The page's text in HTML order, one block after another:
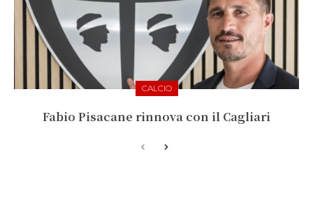
CALCIO
Fabio Pisacane rinnova con il Cagliari